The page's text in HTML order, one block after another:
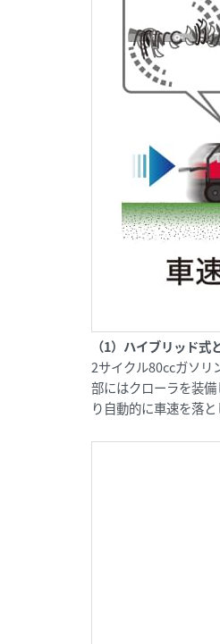
（1）ハイブリッド式
2サイクル80ccガソリ
部にはクローラを装
り自動的に車速を落